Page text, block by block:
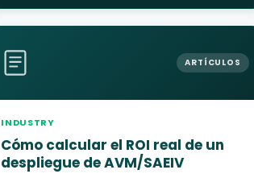
ARTÍCULOS
INDUSTRY
Cómo calcular el ROI real de un
despliegue de AVM/SAEIV